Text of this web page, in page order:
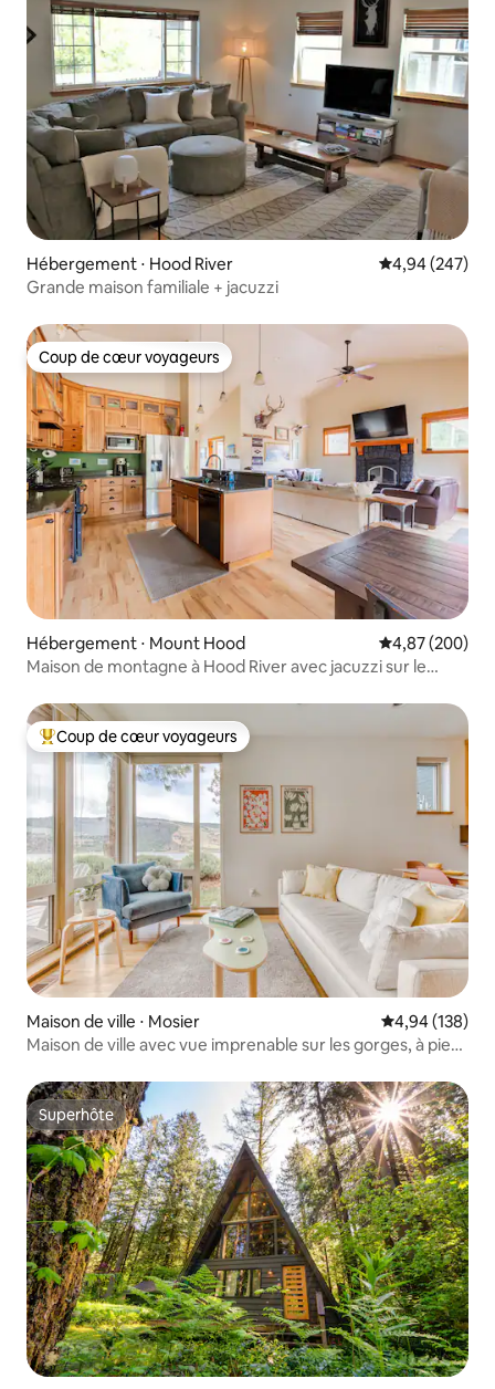
Hébergement ⋅ Hood River Évaluation
4,94 (247)
Grande maison familiale + jacuzzi
Coup de cœur voyageurs
Coup de cœur voyageurs
Hébergement ⋅ Mount Hood Évaluation
4,87 (200)
Maison de montagne à Hood River avec jacuzzi sur le
Coups de cœur voyageurs les plus appréciés
Coup de cœur voyageurs
Maison de ville ⋅ Mosier Évaluation
4,94 (138)
Maison de ville avec vue imprenable sur les gorges, à pied
Superhôte
Superhôte